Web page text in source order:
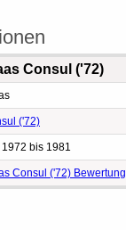
Consul ('72)
('72)
bis 1981
Consul ('72) Bewertung